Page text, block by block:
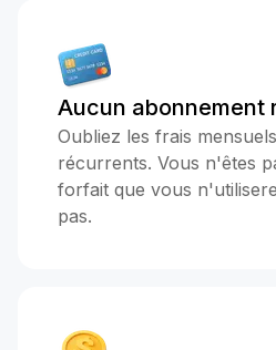
Aucun abonnement
Oubliez les frais
récurrents. Vous n'êtes
forfait que vous
pas.